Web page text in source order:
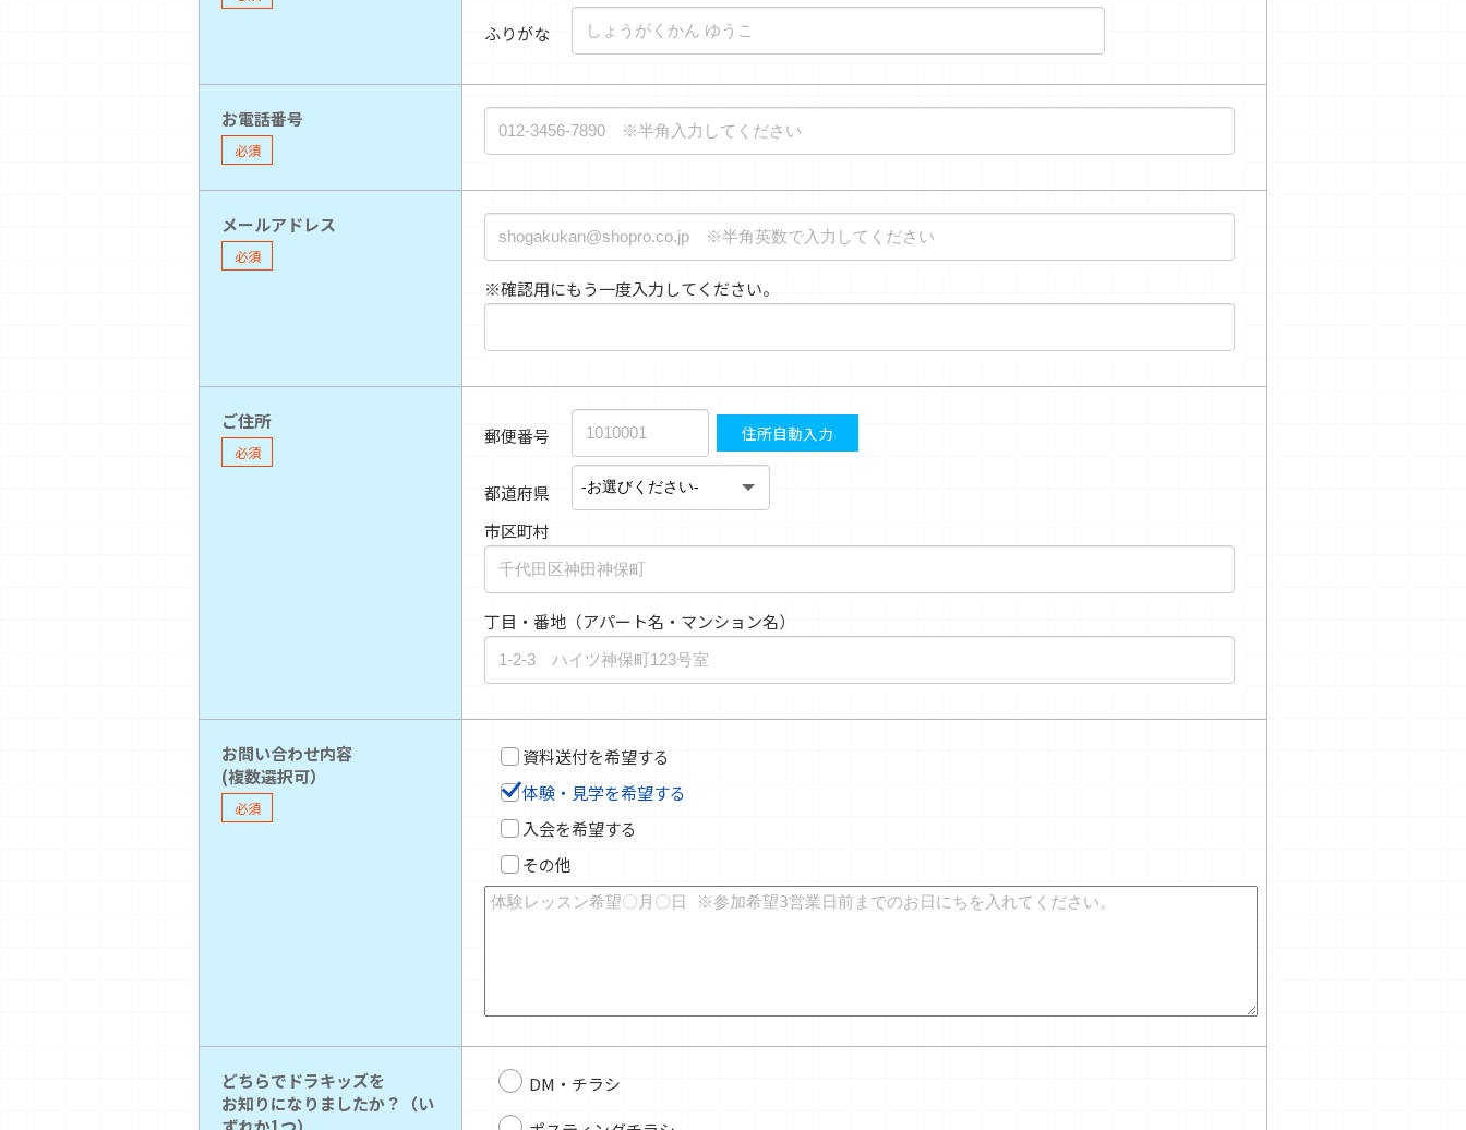
ふりがな
お電話番号
必須
メールアドレス
必須
※確認用にもう一度入力してください。
ご住所
必須
郵便番号 住所自動入力
都道府県
市区町村
丁目・番地（アパート名・マンション名）
お問い合わせ内容
(複数選択可）
必須
資料送付を希望する
体験・見学を希望する
入会を希望する
その他
どちらでドラキッズを
お知りになりましたか？（い
DM・チラシ